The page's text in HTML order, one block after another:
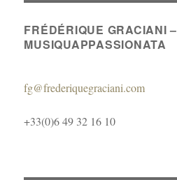
FRÉDÉRIQUE GRACIANI –
MUSIQUAPPASSIONATA
fg@frederiquegraciani.com
+33(0)6 49 32 16 10